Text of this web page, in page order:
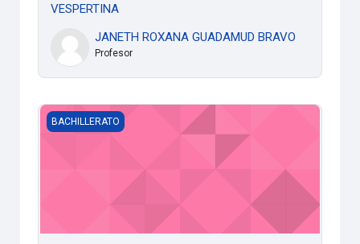
VESPERTINA
JANETH ROXANA GUADAMUD BRAVO
Profesor
2do TC -B- SABER AMAR
BACHILLERATO